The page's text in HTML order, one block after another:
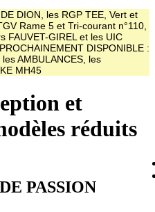
DION, les RGP TEE, Vert et
Rame 5 et Tri-courant n°110,
FAUVET-GIREL et les UIC
DISPONIBLE :
AMBULANCES, les
MH45
et
réduits
PASSION